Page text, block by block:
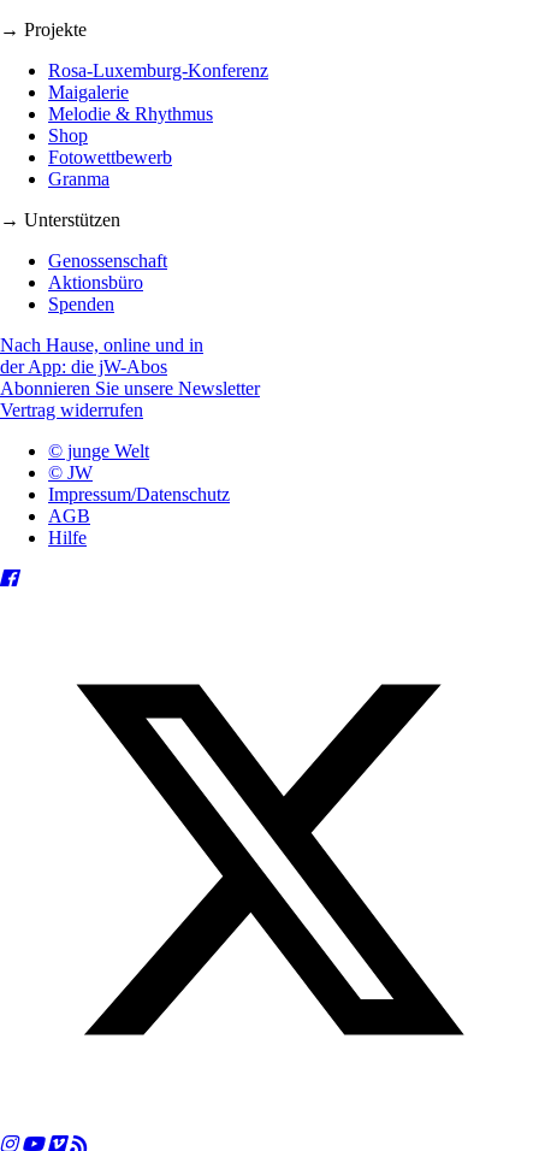
→ Projekte
Rosa-Luxemburg-Konferenz
Maigalerie
Melodie & Rhythmus
Shop
Fotowettbewerb
Granma
→ Unterstützen
Genossenschaft
Aktionsbüro
Spenden
Nach Hause, online und in
der App: die jW-Abos
Abonnieren Sie unsere Newsletter
Vertrag widerrufen
© junge Welt
© JW
Impressum/Datenschutz
AGB
Hilfe